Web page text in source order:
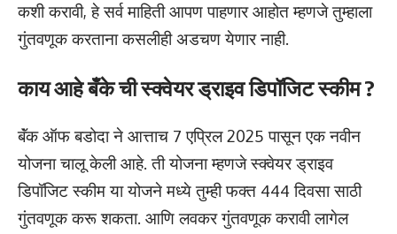
कशी करावी, हे सर्व माहिती आपण पाहणार आहोत म्हणजे तुम्हाला
गुंतवणूक करताना कसलीही अडचण येणार नाही.
काय आहे बँके ची स्क्वेयर ड्राइव डिपॉजिट स्कीम ?
बॅंक ऑफ बडोदा ने आत्ताच 7 एप्रिल 2025 पासून एक नवीन
योजना चालू केली आहे. ती योजना म्हणजे स्क्वेयर ड्राइव
डिपॉजिट स्कीम या योजने मध्ये तुम्ही फक्त 444 दिवसा साठी
गुंतवणूक करू शकता. आणि लवकर गुंतवणूक करावी लागेल